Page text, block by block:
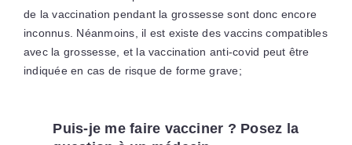
de la vaccination pendant la grossesse sont donc encore
inconnus. Néanmoins, il est existe des vaccins compatibles
avec la grossesse, et la vaccination anti-covid peut être
indiquée en cas de risque de forme grave;
Puis-je me faire vacciner ? Posez la